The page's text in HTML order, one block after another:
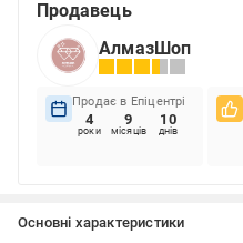
Продавець
АлмазШоп
Продає в Епіцентрі
4
роки
9
місяців
10
днів
Основні характеристики